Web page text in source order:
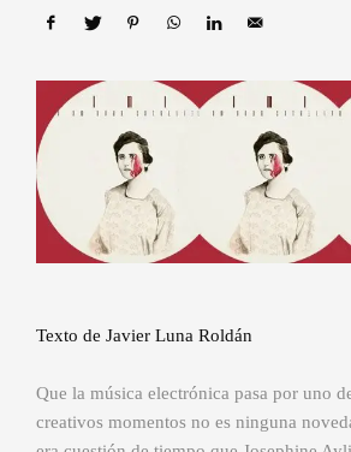
Texto de Javier Luna Roldán
Que la música electrónica pasa por uno
creativos momentos no es ninguna